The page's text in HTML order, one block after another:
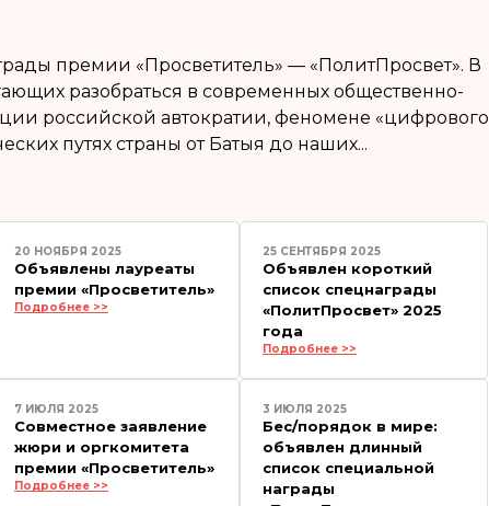
премии «Просветитель» — «ПолитПросвет». В
разобраться в современных общественно-
российской автократии, феномене «цифрового
путях страны от Батыя до наших...
20 НОЯБРЯ 2025
Объявлены лауреаты
премии «Просветитель»
Подробнее >>
25 СЕНТЯБРЯ 2025
Объявлен короткий
список спецнаграды
«ПолитПросвет» 2025
года
Подробнее >>
7 ИЮЛЯ 2025
Совместное заявление
жюри и оргкомитета
премии «Просветитель»
Подробнее >>
3 ИЮЛЯ 2025
Бес/порядок в мире:
объявлен длинный
список специальной
награды